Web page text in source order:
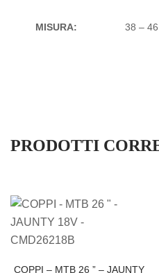
MISURA: 38 – 46
PRODOTTI
COPPI – MTB 26 ” – JAUNTY